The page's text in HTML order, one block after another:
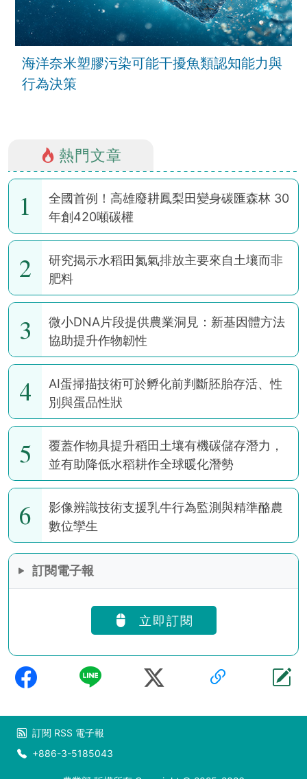
海洋奈米塑膠污染可能干擾魚類認知能力與
行為決策
熱門文章
1
全國首例！高雄廢耕鳳梨田變身碳匯森林 30
年創420噸碳權
2
研究揭示水稻田氮氣排放主要來自土壤而非
肥料
3
微小DNA片段提供農業洞見：新基因體方法
協助提升作物韌性
4
AI蛋掃描技術可於孵化前判斷胚胎存活、性
別與蛋品性狀
5
覆蓋作物具提升稻田土壤有機碳儲存潛力，
並有助降低水稻耕作全球暖化潛勢
6
影像辨識技術支援乳牛行為監測與精準酪農
數位孿生
訂閱電子報
立即訂閱
訂閱 RSS 電子報
+886-3-5185043